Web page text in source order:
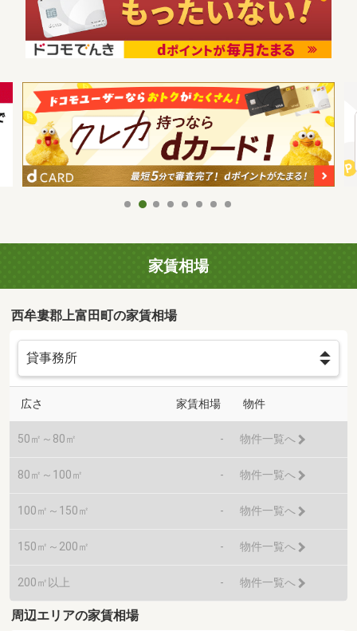
家賃相場
西牟婁郡上富田町の家賃相場
広さ 家賃相場 物件
50㎡～80㎡ - 物件一覧へ
80㎡～100㎡ - 物件一覧へ
100㎡～150㎡ - 物件一覧へ
150㎡～200㎡ - 物件一覧へ
200㎡以上 - 物件一覧へ
周辺エリアの家賃相場